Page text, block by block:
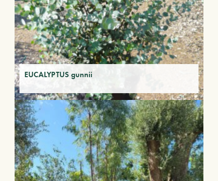
EUCALYPTUS gunnii